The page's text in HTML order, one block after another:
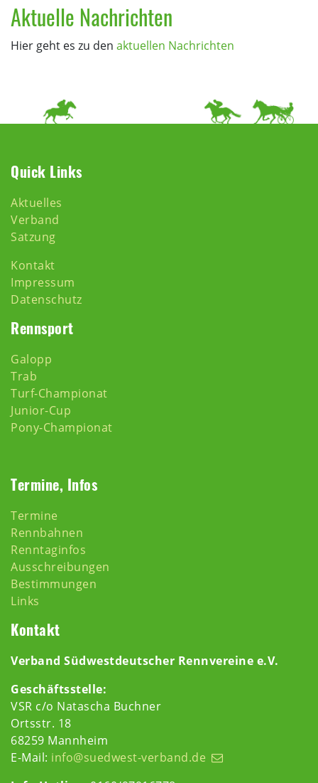
Aktuelle Nachrichten
Hier geht es zu den aktuellen Nachrichten
Quick Links
Aktuelles
Verband
Satzung
Kontakt
Impressum
Datenschutz
Rennsport
Galopp
Trab
Turf-Championat
Junior-Cup
Pony-Championat
Termine, Infos
Termine
Rennbahnen
Renntaginfos
Ausschreibungen
Bestimmungen
Links
Kontakt
Verband Südwestdeutscher Rennvereine e.V.
Geschäftsstelle:
VSR c/o Natascha Buchner
Ortsstr. 18
68259 Mannheim
E-Mail: info@suedwest-verband.de